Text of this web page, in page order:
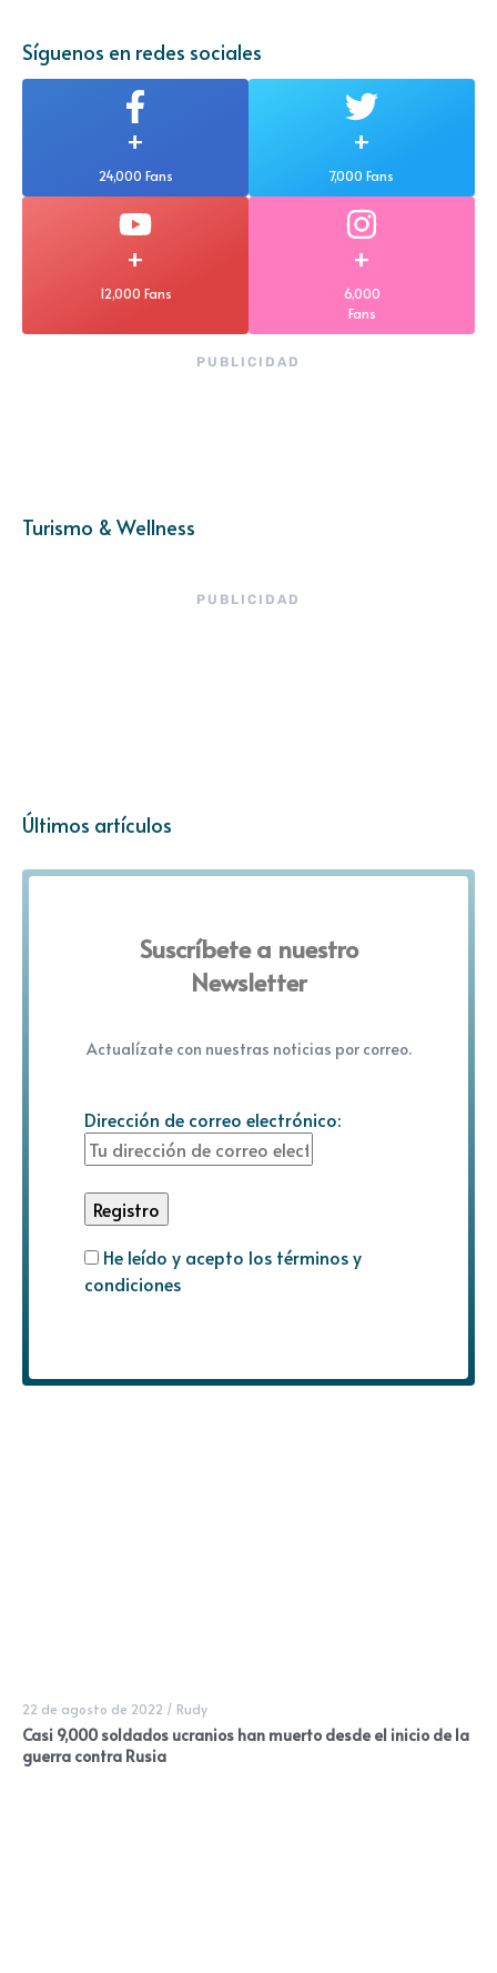
Síguenos en redes sociales
+
24,000 Fans
+
7,000 Fans
+
12,000 Fans
+
6,000
Fans
PUBLICIDAD
Turismo & Wellness
PUBLICIDAD
Últimos artículos
Suscríbete a nuestro
Newsletter
Actualízate con nuestras noticias por correo.
Dirección de correo electrónico:
He leído y acepto los términos y
condiciones
22 de agosto de 2022 / Rudy
Casi 9,000 soldados ucranios han muerto desde el inicio de la
guerra contra Rusia